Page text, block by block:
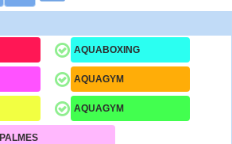
AQUABOXING
AQUAGYM
AQUAGYM
PALMES